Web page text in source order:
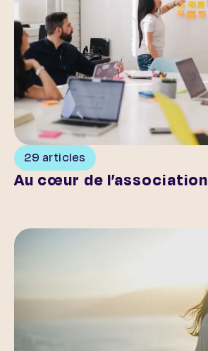
29 articles
Au cœur de l’association
Les troubles de santé mentale